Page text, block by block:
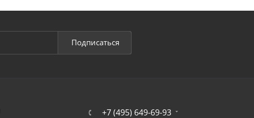
Подписаться
+7 (495) 649-69-93